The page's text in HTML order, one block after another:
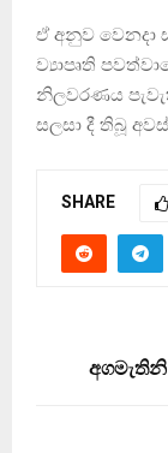
ඒ අනුව වෙනදා
ව්‍යාපෘති
නිලවරණය
සලසා දී තිබූ
SHARE